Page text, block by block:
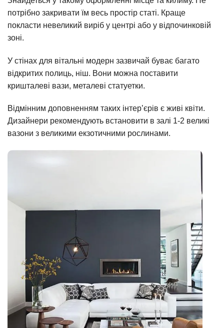
потрібно закривати їм весь простір статі. Краще
покласти невеликий виріб у центрі або у відпочинковій
зоні.
У стінах для вітальні модерн зазвичай буває багато
відкритих полиць, ніш. Вони можна поставити
кришталеві вази, металеві статуетки.
Відмінним доповненням таких інтер’єрів є живі квіти.
Дизайнери рекомендують встановити в залі 1-2 великі
вазони з великими екзотичними рослинами.